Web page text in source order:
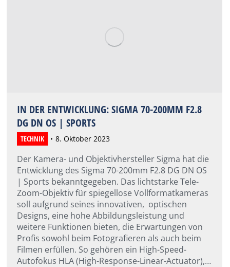
IN DER ENTWICKLUNG: SIGMA 70-200MM F2.8
DG DN OS | SPORTS
TECHNIK 8. Oktober 2023
Der Kamera- und Objektivhersteller Sigma hat die
Entwicklung des Sigma 70-200mm F2.8 DG DN OS
| Sports bekanntgegeben. Das lichtstarke Tele-
Zoom-Objektiv für spiegellose Vollformatkameras
soll aufgrund seines innovativen, optischen
Designs, eine hohe Abbildungsleistung und
weitere Funktionen bieten, die Erwartungen von
Profis sowohl beim Fotografieren als auch beim
Filmen erfüllen. So gehören ein High-Speed-
Autofokus HLA (High-Response-Linear-Actuator),…